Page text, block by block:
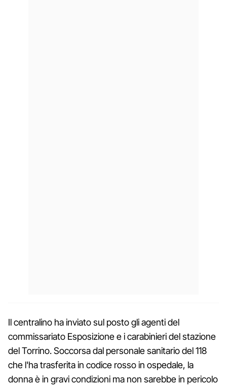
Il centralino ha inviato sul posto gli agenti del
commissariato Esposizione e i carabinieri del stazione
del Torrino. Soccorsa dal personale sanitario del 118
che l'ha trasferita in codice rosso in ospedale, la
donna è in gravi condizioni ma non sarebbe in pericolo